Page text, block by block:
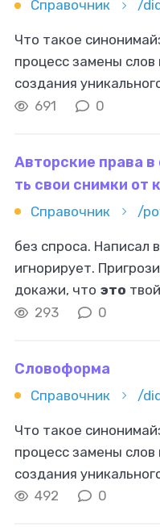
Справочник /
Что такое
процесс замены
создания
используется для
691 0
Авторские права
ть свои снимки от
Справочник
без спроса. Написал
игнорирует.
докажи, что это
используют в
293 0
Словоформа
Справочник /
Что такое
процесс замены
создания
используется для
492 0